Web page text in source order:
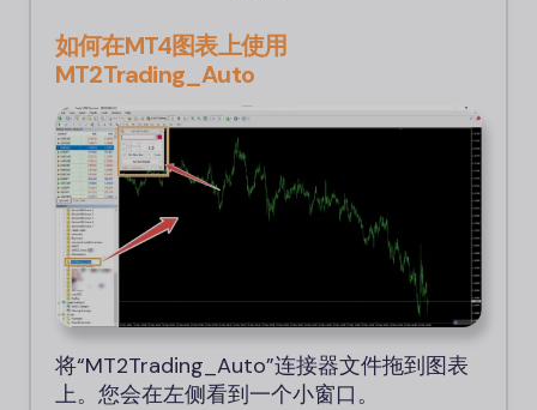
如何在MT4图表上使用
MT2Trading_Auto
将“MT2Trading_Auto”连接器文件拖到图表
上。您会在左侧看到一个小窗口。